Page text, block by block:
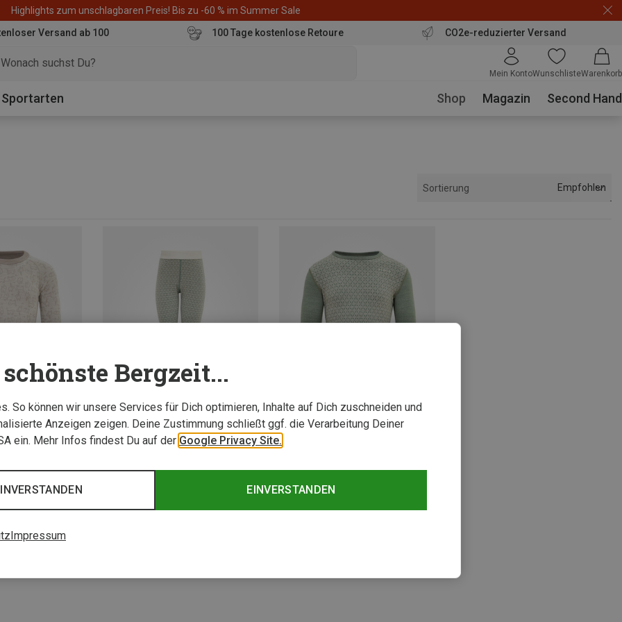
Highlights zum unschlagbaren Preis! Bis zu -60 % im Summer Sale
Versand ab 100
100 Tage kostenlose Retoure CO2e-reduzierter Versand
Mein KontoWunschlisteWarenkorb
Sportarten Shop Magazin Second Hand
Sortierung Empfohlen
Du sparst bis 26% Du sparst bis 30%
3 von 3 Artikel angesehen
Bergzeit...
So können wir unsere Services für Dich optimieren, Inhalte auf Dich zuschneiden und
Anzeigen zeigen. Deine Zustimmung schließt ggf. die Verarbeitung Deiner
ein. Mehr Infos findest Du auf der Google Privacy Site.
EINVERSTANDEN
Impressum